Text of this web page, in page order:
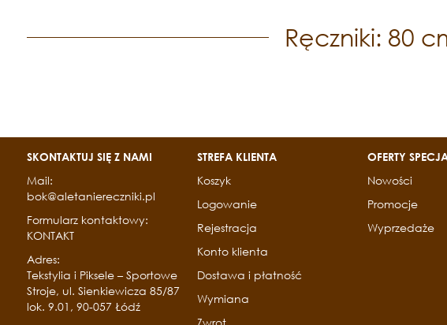
Ręczniki: 80
SKONTAKTUJ SIĘ Z NAMI
Mail:
bok@aletaniereczniki.pl
Formularz kontaktowy:
KONTAKT
Adres:
Tekstylia i Piksele – Sportowe
Stroje, ul. Sienkiewicza 85/87
lok. 9.01, 90-057 Łódź
STREFA KLIENTA
Koszyk
Logowanie
Rejestracja
Konto klienta
Dostawa i płatność
Wymiana
OFERTY
Nowości
Promocje
Wyprzedaże